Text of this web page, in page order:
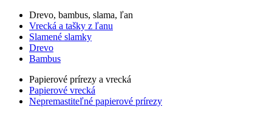
Drevo, bambus, slama, ľan
Vrecká a tašky z ľanu
Slamené slamky
Drevo
Bambus
Papierové prírezy a vrecká
Papierové vrecká
Nepremastiteľné papierové prírezy